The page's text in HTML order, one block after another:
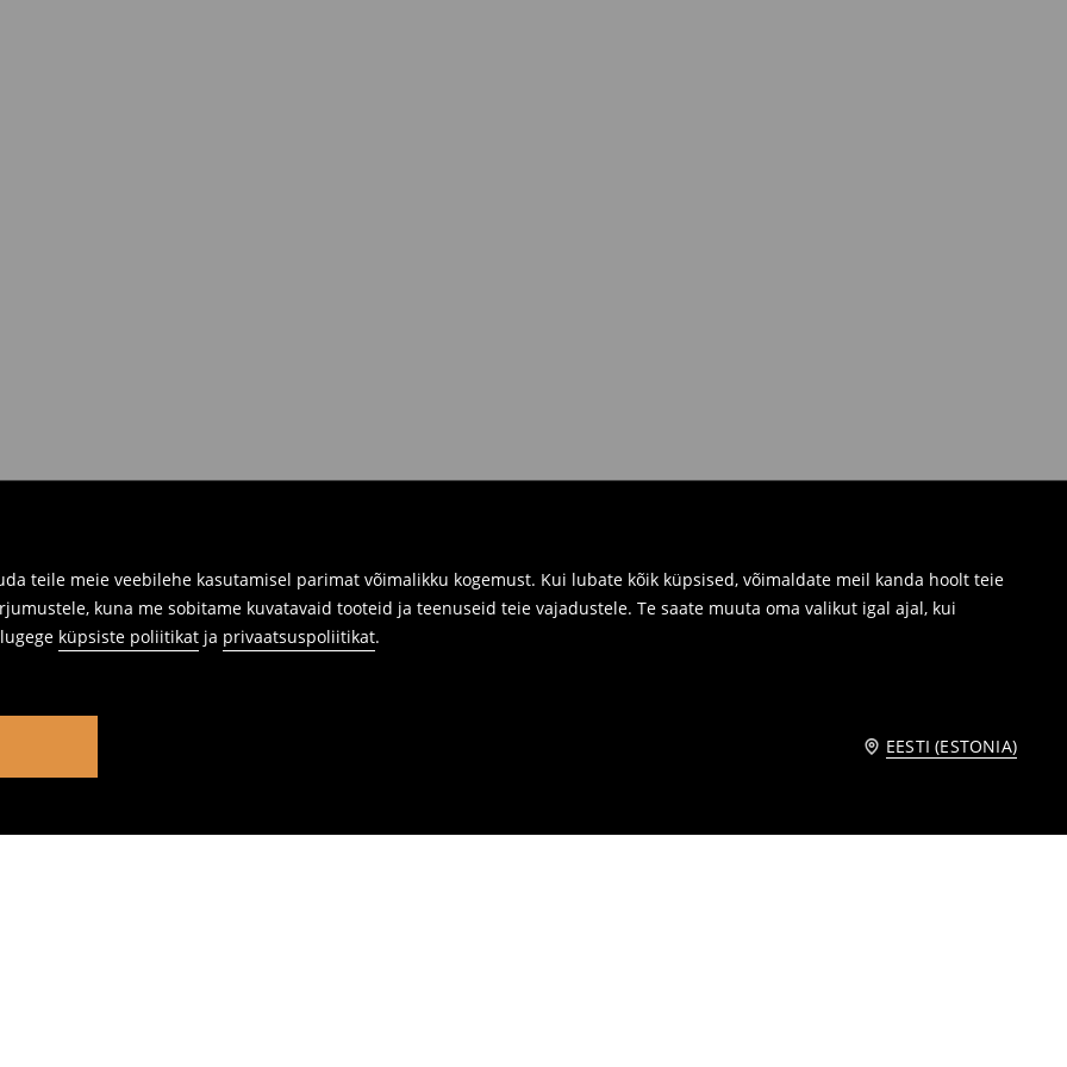
teile meie veebilehe kasutamisel parimat võimalikku kogemust. Kui lubate kõik küpsised, võimaldate meil kanda hoolt teie
kuna me sobitame kuvatavaid tooteid ja teenuseid teie vajadustele. Te saate muuta oma valikut igal ajal, kui
küpsiste poliitikat ja privaatsuspoliitikat.
EESTI (ESTONIA)